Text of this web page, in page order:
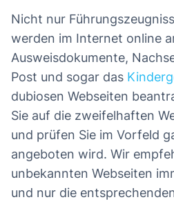
Nicht nur
werden im Internet online
Ausweisdokumente,
Post und sogar das
dubiosen Webseiten
Sie auf die zweifelhaften
und prüfen Sie im Vorfeld
angeboten wird. Wir
unbekannten Webseiten
und nur die